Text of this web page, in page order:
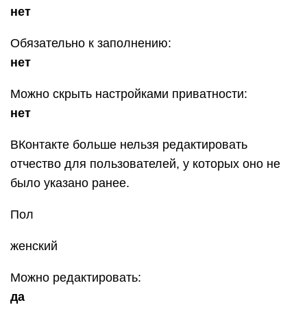
нет
Обязательно к заполнению:
нет
Можно скрыть настройками приватности:
нет
ВКонтакте больше нельзя редактировать
отчество для пользователей, у которых оно не
было указано ранее.
Пол
женский
Можно редактировать:
да